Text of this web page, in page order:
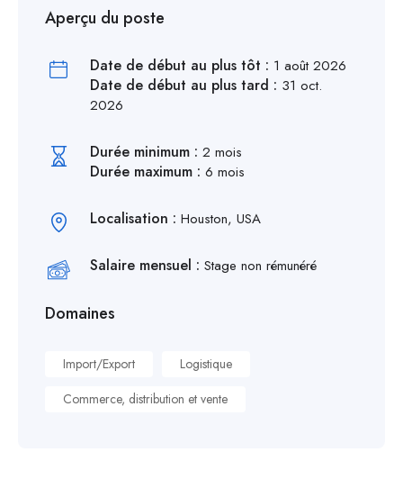
Aperçu du poste
Date de début au plus tôt : 1 août 2026
Date de début au plus tard : 31 oct.
2026
Durée minimum : 2 mois
Durée maximum : 6 mois
Localisation : Houston, USA
Salaire mensuel : Stage non rémunéré
Domaines
Import/Export
Logistique
Commerce, distribution et vente